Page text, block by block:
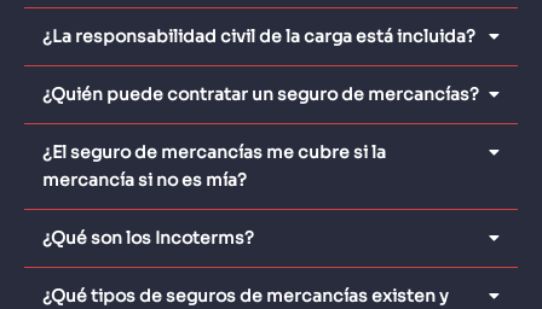
¿La responsabilidad civil de la carga está incluida?
¿Quién puede contratar un seguro de mercancías?
¿El seguro de mercancías me cubre si la
mercancía si no es mía?
¿Qué son los Incoterms?
¿Qué tipos de seguros de mercancías existen y